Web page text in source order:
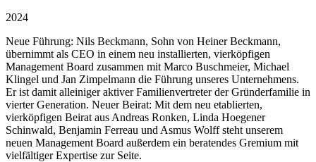
2024
Neue Führung: Nils Beckmann, Sohn von Heiner Beckmann,
übernimmt als CEO in einem neu installierten, vierköpfigen
Management Board zusammen mit Marco Buschmeier, Michael
Klingel und Jan Zimpelmann die Führung unseres Unternehmens.
Er ist damit alleiniger aktiver Familienvertreter der Gründerfamilie in
vierter Generation. Neuer Beirat: Mit dem neu etablierten,
vierköpfigen Beirat aus Andreas Ronken, Linda Hoegener
Schinwald, Benjamin Ferreau und Asmus Wolff steht unserem
neuen Management Board außerdem ein beratendes Gremium mit
vielfältiger Expertise zur Seite.